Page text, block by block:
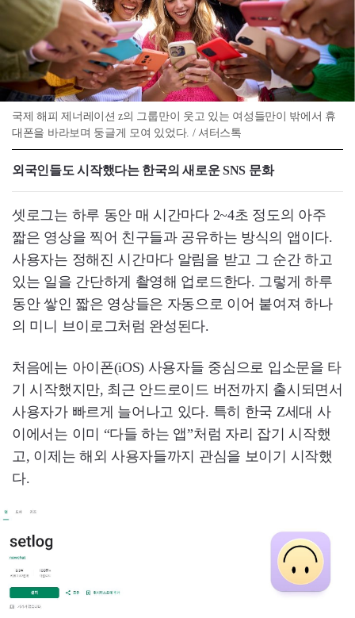
국제 해피 제너레이션 z의 그룹만이 웃고 있는 여성들만이 밖에서 휴
대폰을 바라보며 둥글게 모여 있었다. / 셔터스톡
외국인들도 시작했다는 한국의 새로운 SNS 문화
셋로그는 하루 동안 매 시간마다 2~4초 정도의 아주
짧은 영상을 찍어 친구들과 공유하는 방식의 앱이다.
사용자는 정해진 시간마다 알림을 받고 그 순간 하고
있는 일을 간단하게 촬영해 업로드한다. 그렇게 하루
동안 쌓인 짧은 영상들은 자동으로 이어 붙여져 하나
의 미니 브이로그처럼 완성된다.
처음에는 아이폰(iOS) 사용자들 중심으로 입소문을 타
기 시작했지만, 최근 안드로이드 버전까지 출시되면서
사용자가 빠르게 늘어나고 있다. 특히 한국 Z세대 사
이에서는 이미 “다들 하는 앱”처럼 자리 잡기 시작했
고, 이제는 해외 사용자들까지 관심을 보이기 시작했
다.